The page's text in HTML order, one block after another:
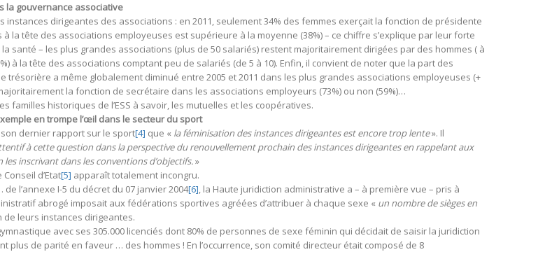
la gouvernance associative
dirigeantes des associations : en 2011, seulement 34% des femmes exerçait la fonction de présidente
à la tête des associations employeuses est supérieure à la moyenne (38%) – ce chiffre s’explique par leur forte
santé – les plus grandes associations (plus de 50 salariés) restent majoritairement dirigées par des hommes ( à
à la tête des associations comptant peu de salariés (de 5 à 10). Enfin, il convient de noter que la part des
a même globalement diminué entre 2005 et 2011 dans les plus grandes associations employeuses (+
la fonction de secrétaire dans les associations employeurs (73%) ou non (59%)…
familles historiques de l’ESS à savoir, les mutuelles et les coopératives.
en trompe l’œil dans le secteur du sport
dernier rapport sur le sport[4] que « la féminisation des instances dirigeantes est encore trop lente». Il
à cette question dans la perspective du renouvellement prochain des instances dirigeantes en rappelant aux
inscrivant dans les conventions d’objectifs.»
d’Etat[5] apparaît totalement incongru.
l’annexe I-5 du décret du 07 janvier 2004[6], la Haute juridiction administrative a – à première vue – pris à
abrogé imposait aux fédérations sportives agréées d’attribuer à chaque sexe « un nombre de sièges en
de leurs instances dirigeantes.
avec ses 305.000 licenciés dont 80% de personnes de sexe féminin qui décidait de saisir la juridiction
de parité en faveur … des hommes ! En l’occurrence, son comité directeur était composé de 8